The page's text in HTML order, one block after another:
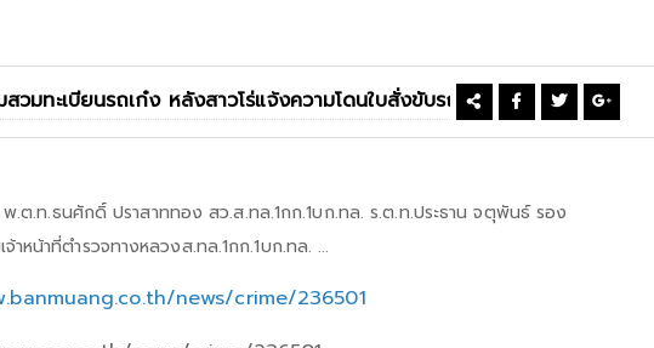
.ต.ท.ธนศักดิ์ ปราสาททอง สว.ส.ทล.1กก.1บก.ทล. ร.ต.ท.ประธาน จตุพันธ์ รอง
าหน้าที่ตำรวจทางหลวงส.ทล.1กก.1บก.ทล. ...
news/crime/236501